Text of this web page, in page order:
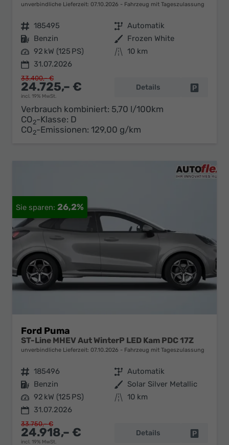
unverbindliche Lieferzeit: 07.10.2026 Fahrzeug mit Tageszulassung
Fahrzeugnr. 185495 Getriebe Automatik
Kraftstoff Benzin Außenfarbe Frozen White
Leistung 92 kW (125 PS) Kilometerstand 10 km
31.07.2026
24.725,– €
incl. 19% MwSt.
33.400,– €
Details
Verbrauch kombiniert: 5,70 l/100km
CO2-Klasse: D
CO2-Emissionen: 129,00 g/km
26,2%
Ford Puma
ST-Line MHEV Aut WinterP LED Kam PDC 17Z
unverbindliche Lieferzeit: 07.10.2026 Fahrzeug mit Tageszulassung
Fahrzeugnr. 185496 Getriebe Automatik
Kraftstoff Benzin Außenfarbe Solar Silver Metallic
Leistung 92 kW (125 PS) Kilometerstand 10 km
31.07.2026
24.918,– €
incl. 19% MwSt.
33.750,– €
Details